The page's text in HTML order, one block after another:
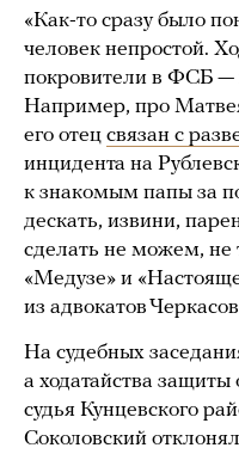
«Как-то сразу было
человек непростой.
покровители в ФСБ —
Например, про
его отец связан с
инцидента на
к знакомым папы за
дескать, извини,
сделать не можем, не
«Медузе» и
из адвокатов
На судебных
а ходатайства
судья Кунцевского
Соколовский